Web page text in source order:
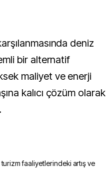
deniz
bir alternatif
maliyet ve enerji
kalıcı çözüm olarak
faaliyetlerindeki artış ve